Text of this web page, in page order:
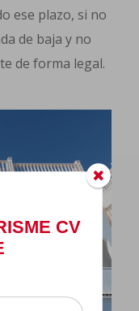
CV
ese plazo, si no
de baja y no
de forma legal.